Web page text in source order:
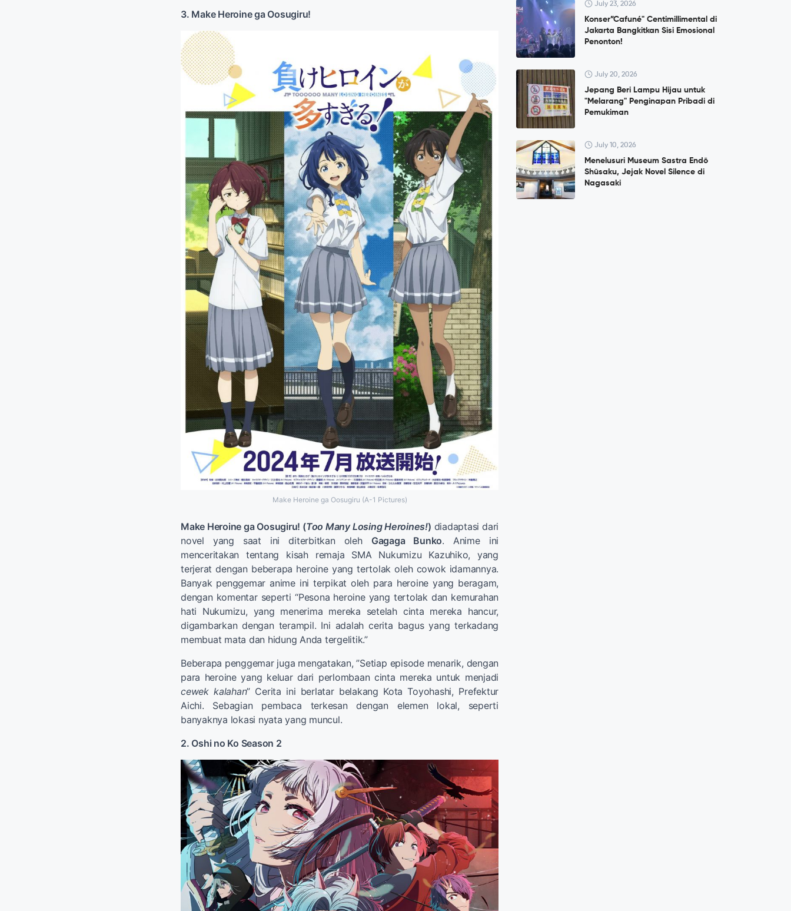
3. Make Heroine ga Oosugiru!
Make Heroine ga Oosugiru (A-1 Pictures)
Make Heroine ga Oosugiru! (Too Many Losing Heroines!) diadaptasi dari
novel yang saat ini diterbitkan oleh Gagaga Bunko. Anime ini
menceritakan tentang kisah remaja SMA Nukumizu Kazuhiko, yang
terjerat dengan beberapa heroine yang tertolak oleh cowok idamannya.
Banyak penggemar anime ini terpikat oleh para heroine yang beragam,
dengan komentar seperti “Pesona heroine yang tertolak dan kemurahan
hati Nukumizu, yang menerima mereka setelah cinta mereka hancur,
digambarkan dengan terampil. Ini adalah cerita bagus yang terkadang
membuat mata dan hidung Anda tergelitik.”
Beberapa penggemar juga mengatakan, ”Setiap episode menarik, dengan
para heroine yang keluar dari perlombaan cinta mereka untuk menjadi
cewek kalahan” Cerita ini berlatar belakang Kota Toyohashi, Prefektur
Aichi. Sebagian pembaca terkesan dengan elemen lokal, seperti
banyaknya lokasi nyata yang muncul.
2. Oshi no Ko Season 2
July 23, 2026
Konser”Cafuné" Centimillimental di
Jakarta Bangkitkan Sisi Emosional
Penonton!
July 20, 2026
Jepang Beri Lampu Hijau untuk
"Melarang" Penginapan Pribadi di
Pemukiman
July 10, 2026
Menelusuri Museum Sastra Endō
Shūsaku, Jejak Novel Silence di
Nagasaki